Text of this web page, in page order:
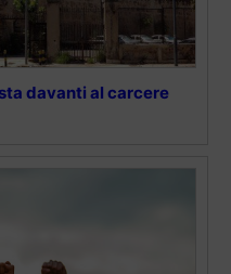
davanti al carcere